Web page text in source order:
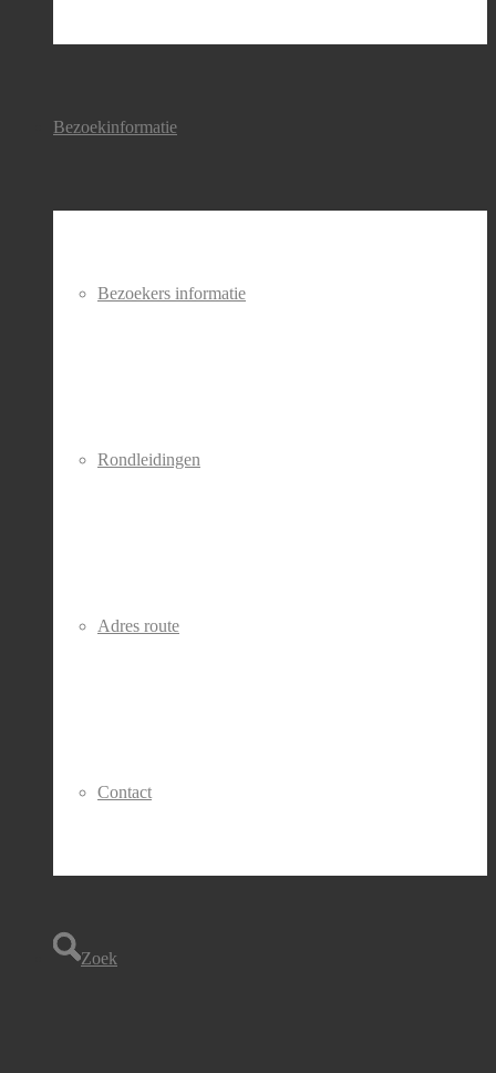
Bezoekinformatie
Bezoekers informatie
Rondleidingen
Adres route
Contact
Zoek